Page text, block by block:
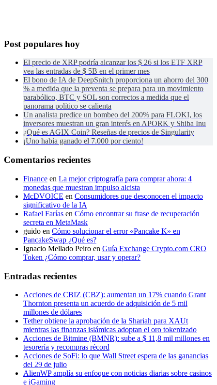
Post populares hoy
El precio de XRP podría alcanzar los $ 26 si los ETF XRP
vea las entradas de $ 5B en el primer mes
El bono de IA de DeepSnitch proporciona un ahorro del 300
% a medida que la preventa se prepara para un movimiento
parabólico, BTC y SOL son correctos a medida que el
panorama político se calienta
Un analista predice un bombeo del 200% para FLOKI, los
inversores muestran un gran interés en APORK y Shiba Inu
¿Qué es AGIX Coin? Reseñas de precios de Singularity
¡Uno había ganado el 7.000 por ciento!
Comentarios recientes
Finance en La mejor criptografía para comprar ahora: 4
monedas que muestran impulso alcista
McDVOICE en Consumidores que desconocen el impacto
significativo de la IA
Rafael Farías en Cómo encontrar su frase de recuperación
secreta en MetaMask
guido en Cómo solucionar el error «Pancake K» en
PancakeSwap ¿Qué es?
Ignacio Mellado Peiro en Guía Exchange Crypto.com CRO
Token ¿Cómo comprar, usar y operar?
Entradas recientes
Acciones de CBIZ (CBZ): aumentan un 17% cuando Grant
Thornton presenta un acuerdo de adquisición de 5 mil
millones de dólares
Tether obtiene la aprobación de la Shariah para XAUt
mientras las finanzas islámicas adoptan el oro tokenizado
Acciones de Bitmine (BMNR): sube a $ 11,8 mil millones en
tesorería y recompras récord
Acciones de SoFi: lo que Wall Street espera de las ganancias
del 29 de julio
AlienWP amplía su enfoque con noticias diarias sobre casinos
e iGaming